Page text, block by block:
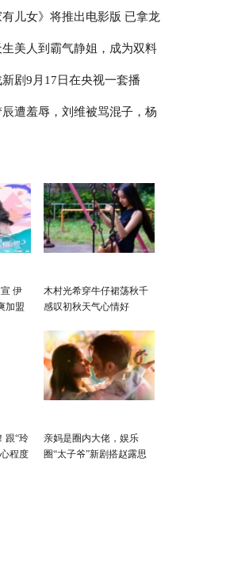
家属同意解剖
有儿女》将推出电影版 已拿龙
期待定
生美人到霸气静姐，成为双料
的宁静有什么底气？
新剧9月17日在央视一套播
被抵制204天后终于要复出
遭羞辱，刘维被骂混子，杨
伊
加盟
木村光希穿牛仔裙荡秋千
感叹初秋天气心情好
跟“玲
程度
亲妈是圈内大佬，娱乐
圈“太子爷”新剧搭赵露思